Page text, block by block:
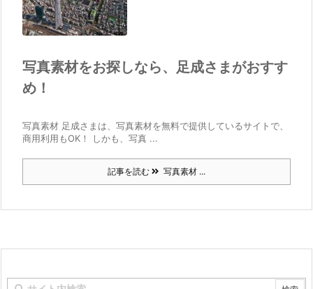
写真素材をお探しなら、足成さまがおすす
め！
写真素材 足成さまは、写真素材を無料で提供しているサイトで、
商用利用もOK！ しかも、写真 ...
記事を読む 写真素材 ...